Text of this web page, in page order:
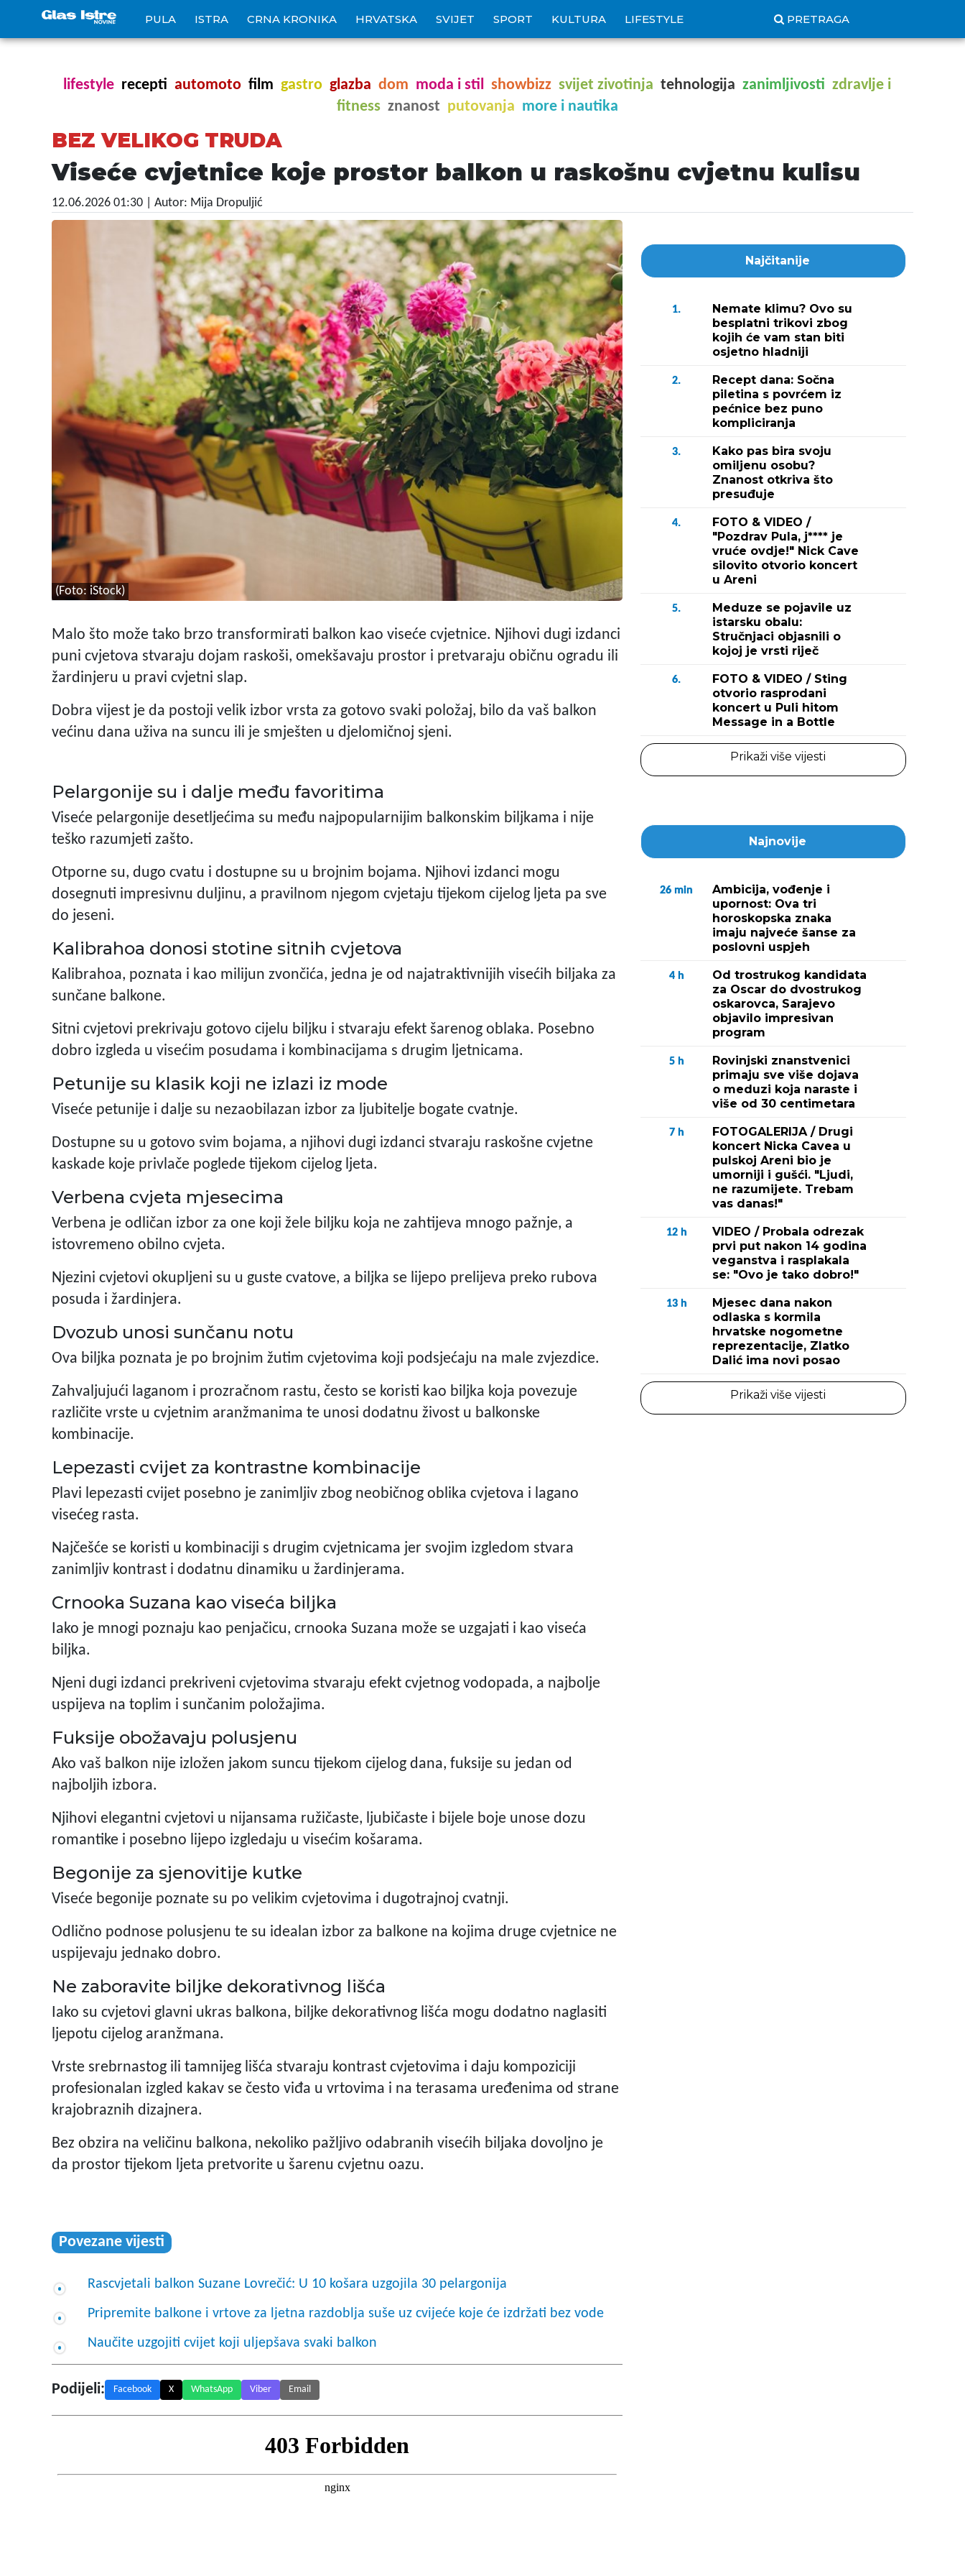
PULA ISTRA CRNA KRONIKA HRVATSKA SVIJET SPORT KULTURA LIFESTYLE PRETRAGA
lifestyle recepti automoto film gastro glazba dom moda i stil showbizz svijet zivotinja tehnologija zanimljivosti zdravlje i
fitness znanost putovanja more i nautika
BEZ VELIKOG TRUDA
Viseće cvjetnice koje prostor balkon u raskošnu cvjetnu kulisu
12.06.2026 01:30 | Autor: Mija Dropuljić
(Foto: iStock)
Malo što može tako brzo transformirati balkon kao viseće cvjetnice. Njihovi dugi izdanci
puni cvjetova stvaraju dojam raskoši, omekšavaju prostor i pretvaraju običnu ogradu ili
žardinjeru u pravi cvjetni slap.
Dobra vijest je da postoji velik izbor vrsta za gotovo svaki položaj, bilo da vaš balkon
većinu dana uživa na suncu ili je smješten u djelomičnoj sjeni.
Pelargonije su i dalje među favoritima
Viseće pelargonije desetljećima su među najpopularnijim balkonskim biljkama i nije
teško razumjeti zašto.
Otporne su, dugo cvatu i dostupne su u brojnim bojama. Njihovi izdanci mogu
dosegnuti impresivnu duljinu, a pravilnom njegom cvjetaju tijekom cijelog ljeta pa sve
do jeseni.
Kalibrahoa donosi stotine sitnih cvjetova
Kalibrahoa, poznata i kao milijun zvončića, jedna je od najatraktivnijih visećih biljaka za
sunčane balkone.
Sitni cvjetovi prekrivaju gotovo cijelu biljku i stvaraju efekt šarenog oblaka. Posebno
dobro izgleda u visećim posudama i kombinacijama s drugim ljetnicama.
Petunije su klasik koji ne izlazi iz mode
Viseće petunije i dalje su nezaobilazan izbor za ljubitelje bogate cvatnje.
Dostupne su u gotovo svim bojama, a njihovi dugi izdanci stvaraju raskošne cvjetne
kaskade koje privlače poglede tijekom cijelog ljeta.
Verbena cvjeta mjesecima
Verbena je odličan izbor za one koji žele biljku koja ne zahtijeva mnogo pažnje, a
istovremeno obilno cvjeta.
Njezini cvjetovi okupljeni su u guste cvatove, a biljka se lijepo prelijeva preko rubova
posuda i žardinjera.
Dvozub unosi sunčanu notu
Ova biljka poznata je po brojnim žutim cvjetovima koji podsjećaju na male zvjezdice.
Zahvaljujući laganom i prozračnom rastu, često se koristi kao biljka koja povezuje
različite vrste u cvjetnim aranžmanima te unosi dodatnu živost u balkonske
kombinacije.
Lepezasti cvijet za kontrastne kombinacije
Plavi lepezasti cvijet posebno je zanimljiv zbog neobičnog oblika cvjetova i lagano
visećeg rasta.
Najčešće se koristi u kombinaciji s drugim cvjetnicama jer svojim izgledom stvara
zanimljiv kontrast i dodatnu dinamiku u žardinjerama.
Crnooka Suzana kao viseća biljka
Iako je mnogi poznaju kao penjačicu, crnooka Suzana može se uzgajati i kao viseća
biljka.
Njeni dugi izdanci prekriveni cvjetovima stvaraju efekt cvjetnog vodopada, a najbolje
uspijeva na toplim i sunčanim položajima.
Fuksije obožavaju polusjenu
Ako vaš balkon nije izložen jakom suncu tijekom cijelog dana, fuksije su jedan od
najboljih izbora.
Njihovi elegantni cvjetovi u nijansama ružičaste, ljubičaste i bijele boje unose dozu
romantike i posebno lijepo izgledaju u visećim košarama.
Begonije za sjenovitije kutke
Viseće begonije poznate su po velikim cvjetovima i dugotrajnoj cvatnji.
Odlično podnose polusjenu te su idealan izbor za balkone na kojima druge cvjetnice ne
uspijevaju jednako dobro.
Ne zaboravite biljke dekorativnog lišća
Iako su cvjetovi glavni ukras balkona, biljke dekorativnog lišća mogu dodatno naglasiti
ljepotu cijelog aranžmana.
Vrste srebrnastog ili tamnijeg lišća stvaraju kontrast cvjetovima i daju kompoziciji
profesionalan izgled kakav se često viđa u vrtovima i na terasama uređenima od strane
krajobraznih dizajnera.
Bez obzira na veličinu balkona, nekoliko pažljivo odabranih visećih biljaka dovoljno je
da prostor tijekom ljeta pretvorite u šarenu cvjetnu oazu.
Povezane vijesti
Rascvjetali balkon Suzane Lovrečić: U 10 košara uzgojila 30 pelargonija
Pripremite balkone i vrtove za ljetna razdoblja suše uz cvijeće koje će izdržati bez vode
Naučite uzgojiti cvijet koji uljepšava svaki balkon
Podijeli: Facebook X WhatsApp Viber Email
Najčitanije
1.
Nemate klimu? Ovo su
besplatni trikovi zbog
kojih će vam stan biti
osjetno hladniji
2.
Recept dana: Sočna
piletina s povrćem iz
pećnice bez puno
kompliciranja
3.
Kako pas bira svoju
omiljenu osobu?
Znanost otkriva što
presuđuje
4.
FOTO & VIDEO /
"Pozdrav Pula, j**** je
vruće ovdje!" Nick Cave
silovito otvorio koncert
u Areni
5.
Meduze se pojavile uz
istarsku obalu:
Stručnjaci objasnili o
kojoj je vrsti riječ
6.
FOTO & VIDEO / Sting
otvorio rasprodani
koncert u Puli hitom
Message in a Bottle
Prikaži više vijesti
Najnovije
26 min
Ambicija, vođenje i
upornost: Ova tri
horoskopska znaka
imaju najveće šanse za
poslovni uspjeh
4 h
Od trostrukog kandidata
za Oscar do dvostrukog
oskarovca, Sarajevo
objavilo impresivan
program
5 h
Rovinjski znanstvenici
primaju sve više dojava
o meduzi koja naraste i
više od 30 centimetara
7 h
FOTOGALERIJA / Drugi
koncert Nicka Cavea u
pulskoj Areni bio je
umorniji i gušći. "Ljudi,
ne razumijete. Trebam
vas danas!"
12 h
VIDEO / Probala odrezak
prvi put nakon 14 godina
veganstva i rasplakala
se: "Ovo je tako dobro!"
13 h
Mjesec dana nakon
odlaska s kormila
hrvatske nogometne
reprezentacije, Zlatko
Dalić ima novi posao
Prikaži više vijesti